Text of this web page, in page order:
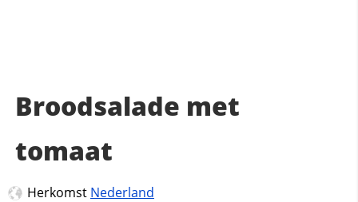
Broodsalade met
tomaat
Herkomst Nederland